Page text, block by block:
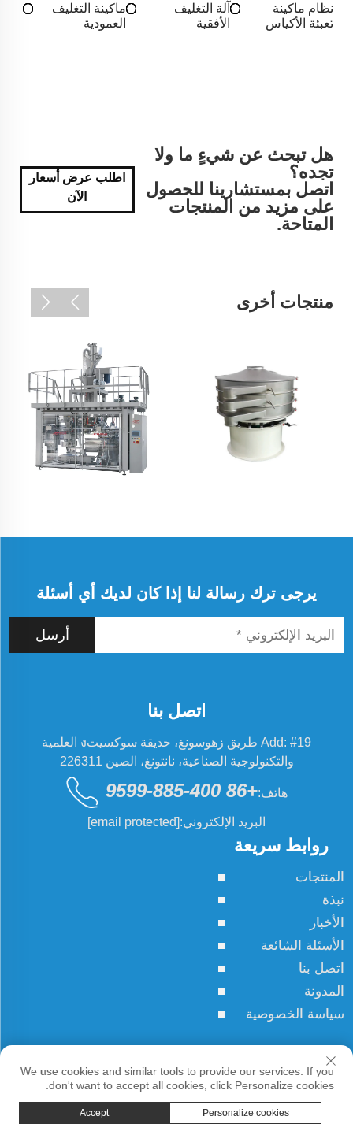
نظام ماكينة
تعبئة الأكياس
آلة التغليف
الأفقية
ماكينة التغليف
العمودية
هل تبحث عن شيءٍ ما ولا
تجده؟
اتصل بمستشارينا للحصول
على مزيد من المنتجات
المتاحة.
اطلب عرض أسعار
الآن
منتجات أخرى
يرجى ترك رسالة لنا إذا كان لديك أي أسئلة
أرسل
روابط سريعة
المنتجات
نبذة
الأخبار
الأسئلة الشائعة
اتصل بنا
المدونة
سياسة الخصوصية
اتصل بنا
Add: #19 طريق زهوسونغ، حديقة سوكسيتง العلمية
والتكنولوجية الصناعية، نانتونغ، الصين 226311
هاتف:+86 400-885-9599
البريد الإلكتروني:[email protected]
We use cookies and similar tools to provide our services. If you
don't want to accept all cookies, click Personalize cookies.
Personalize cookies
Accept